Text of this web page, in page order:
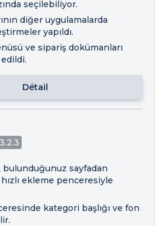
seçilebiliyor.
diğer uygulamalarda
yapıldı.
ve sipariş dokümanları
Détail
bulunduğunuz sayfadan
hızlı ekleme penceresiyle
kategori başlığı ve fon